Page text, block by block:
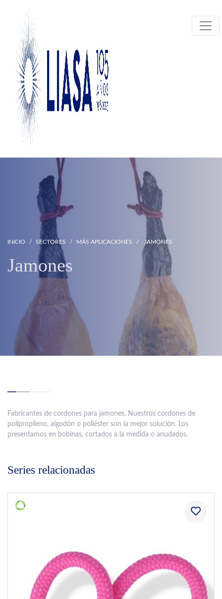
INICIO SECTORES MÁS APLICACIONES JAMONES
Jamones
Fabricantes de cordones para jamones. Nuestros cordones de
polipropileno, algodón o poliéster son la mejor solución. Los
presentamos en bobinas, cortados a la medida o anudados.
Series relacionadas